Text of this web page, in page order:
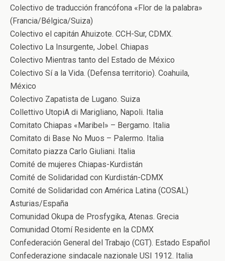
Colectivo de traducción francófona «Flor de la palabra»
(Francia/Bélgica/Suiza)
Colectivo el capitán Ahuizote. CCH-Sur, CDMX.
Colectivo La Insurgente, Jobel. Chiapas
Colectivo Mientras tanto del Estado de México
Colectivo Sí a la Vida. (Defensa territorio). Coahuila,
México
Colectivo Zapatista de Lugano. Suiza
Collettivo UtopiA di Marigliano, Napoli. Italia
Comitato Chiapas «Maribel» – Bergamo. Italia
Comitato di Base No Muos – Palermo. Italia
Comitato piazza Carlo Giuliani. Italia
Comité de mujeres Chiapas-Kurdistán
Comité de Solidaridad con Kurdistán-CDMX
Comité de Solidaridad con América Latina (COSAL)
Asturias/España
Comunidad Okupa de Prosfygika, Atenas. Grecia
Comunidad Otomí Residente en la CDMX
Confederación General del Trabajo (CGT). Estado Español
Confederazione sindacale nazionale USI 1912. Italia